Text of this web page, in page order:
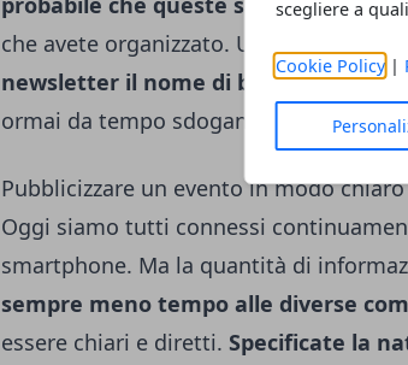
scegliere a
Cookie Policy|
che avete organizzato. Usate
newsletter il nome di battesimo di
ormai da tempo sdoganata dal
Pubblicizzare un evento in modo chiaro
Oggi siamo tutti connessi
smartphone. Ma la quantità di
sempre meno tempo alle diverse
essere chiari e diretti. Specificate la